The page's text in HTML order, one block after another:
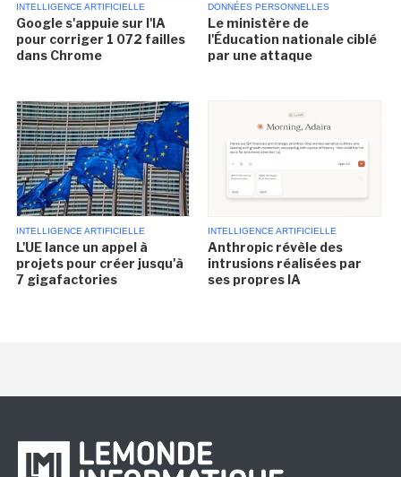
INTELLIGENCE ARTIFICIELLE
Google s'appuie sur l'IA
pour corriger 1 072 failles
dans Chrome
DONNÉES PERSONNELLES
Le ministère de
l'Éducation nationale ciblé
par une attaque
INTELLIGENCE ARTIFICIELLE
L'UE lance un appel à
projets pour créer jusqu'à
7 gigafactories
INTELLIGENCE ARTIFICIELLE
Anthropic révèle des
intrusions réalisées par
ses propres IA